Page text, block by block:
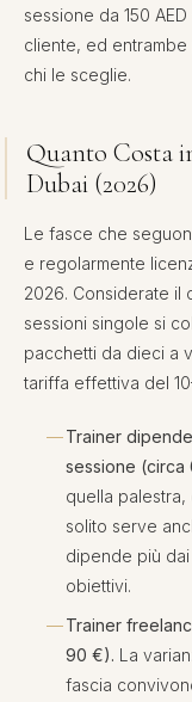
sessione da 150
cliente, ed
chi le sceglie.
Quanto Costa
Dubai (2026)
Le fasce che
e regolarmente
2026. Considerate il
sessioni singole si
pacchetti da dieci a
tariffa effettiva del
Trainer
sessione (circa
quella
solito serve
dipende più
obiettivi.
Trainer
90 €). La
fascia